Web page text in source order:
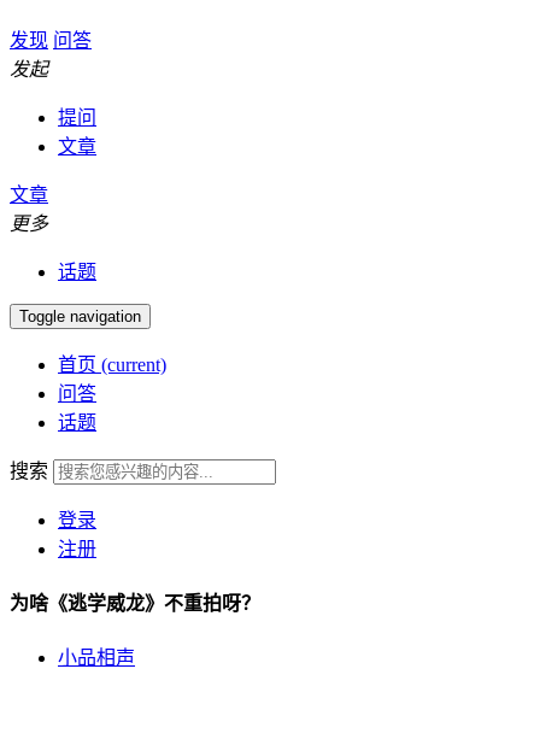
发现 问答
发起
提问
文章
文章
更多
话题
Toggle navigation
首页 (current)
问答
话题
搜索
登录
注册
为啥《逃学威龙》不重拍呀？
小品相声